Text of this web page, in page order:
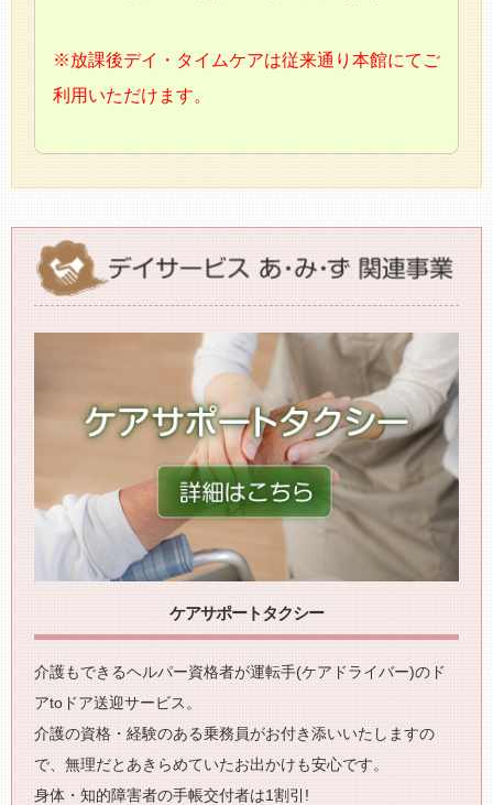
※放課後デイ・タイムケアは従来通り本館にてご
利用いただけます。
ケアサポートタクシー
介護もできるヘルパー資格者が運転手(ケアドライバー)のド
アtoドア送迎サービス。
介護の資格・経験のある乗務員がお付き添いいたしますの
で、無理だとあきらめていたお出かけも安心です。
身体・知的障害者の手帳交付者は1割引!